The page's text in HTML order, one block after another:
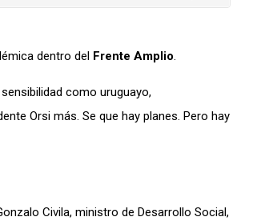
dentro del Frente Amplio.
como uruguayo,
Orsi más. Se que hay planes. Pero hay
Civila, ministro de Desarrollo Social,